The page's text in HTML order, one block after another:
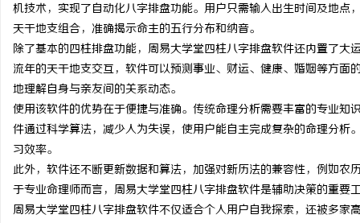
机技术，实现了自动化八字排盘功能。用户只需输入出生时间及地
天干地支组合，准确揭示命主的五行分布和纳音。
除了基本的四柱排盘功能，周易大学堂四柱八字排盘软件还内置了
流年的天干地支交互，软件可以预测事业、财运、健康、婚姻等方
地理解自身与亲友间的关系动态。
使用该软件的优势在于便捷与准确。传统命理分析需要丰富的专业
件通过科学算法，减少人为失误，使用户能自主完成复杂的命理分
习效率。
此外，软件还不断更新数据和算法，加强对新历法的兼容性，例如
于专业命理师而言，周易大学堂四柱八字排盘软件是辅助决策的重要
周易大学堂四柱八字排盘软件不仅适合个人用户自我探索，还被多